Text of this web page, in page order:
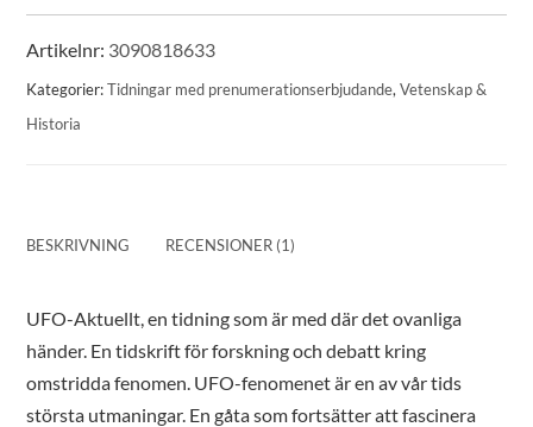
Artikelnr: 3090818633
Kategorier:Tidningar med prenumerationserbjudande,Vetenskap &
Historia
BESKRIVNING RECENSIONER (1)
UFO-Aktuellt, en tidning som är med där det ovanliga
händer. En tidskrift för forskning och debatt kring
omstridda fenomen. UFO-fenomenet är en av vår tids
största utmaningar. En gåta som fortsätter att fascinera